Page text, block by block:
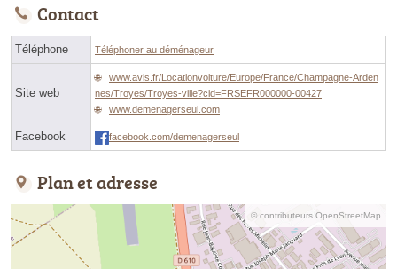
Contact
Téléphone Téléphoner au déménageur
Site web
www.avis.fr/Locationvoiture/Europe/France/Champagne-Arden
nes/Troyes/Troyes-ville?cid=FRSEFR000000-00427
www.demenagerseul.com
Facebook facebook.com/demenagerseul
Plan et adresse
© contributeurs OpenStreetMap